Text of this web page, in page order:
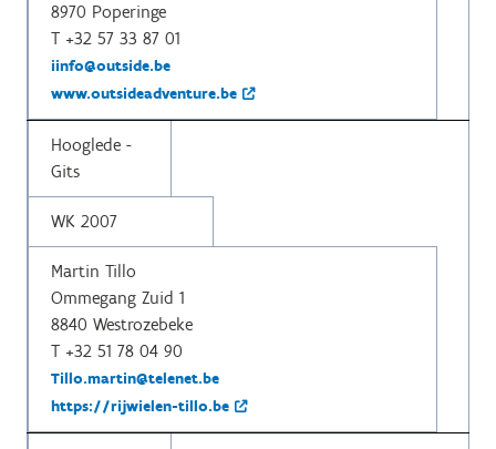
8970 Poperinge
T +32 57 33 87 01
iinfo@outside.be
www.outsideadventure.be
Hooglede -
Gits
WK 2007
Martin Tillo
Ommegang Zuid 1
8840 Westrozebeke
T +32 51 78 04 90
Tillo.martin@telenet.be
https://rijwielen-tillo.be